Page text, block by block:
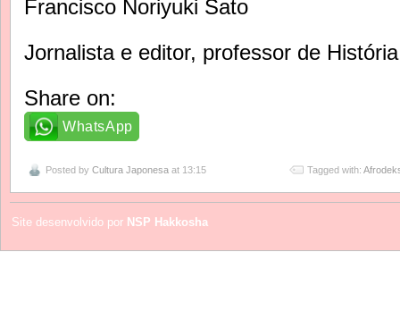
Francisco Noriyuki Sato
Jornalista e editor, professor de
Share on:
WhatsApp
Posted by Cultura Japonesa at 13:15 Tagged with:
Site desenvolvido por NSP Hakkosha